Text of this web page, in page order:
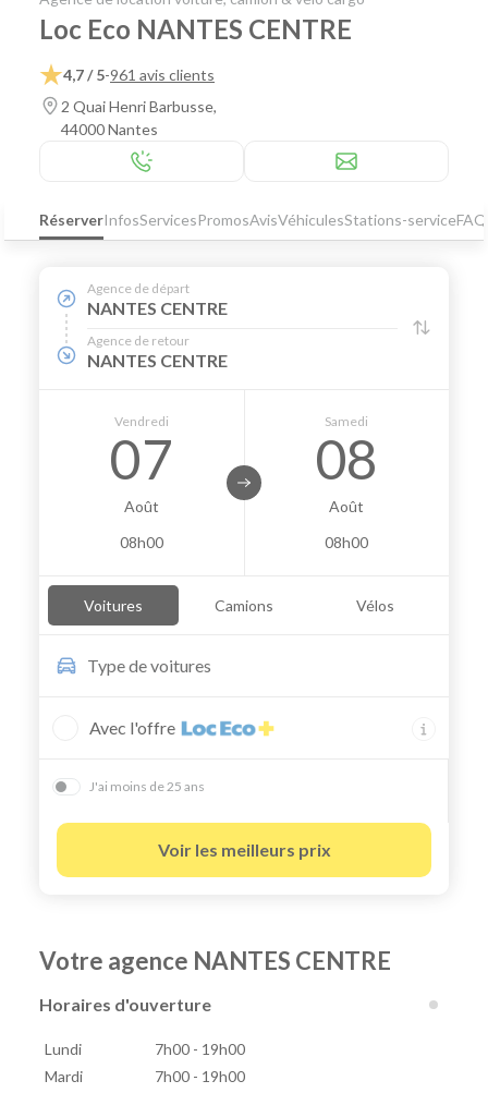
Loc Eco NANTES CENTRE
4,7 / 5-961 avis clients
2 Quai Henri Barbusse,
44000 Nantes
RéserverInfosServicesPromosAvisVéhiculesStations-serviceFAQ
Agence de départ
NANTES CENTRE
Agence de retour
NANTES CENTRE
Vendredi
07
Août
08h00
Samedi
08
Août
08h00
Voitures Camions Vélos
Type devoitures
Avec l'offre
J'ai moins de 25 ans
Voir les meilleurs prix
Votre agence NANTES CENTRE
Horaires d'ouverture
Lundi
7h00 - 19h00
Mardi
7h00 - 19h00